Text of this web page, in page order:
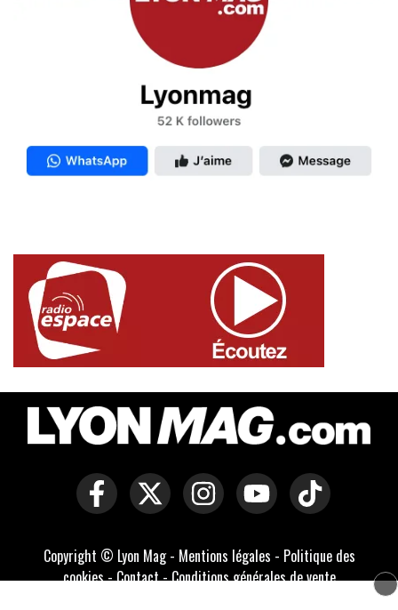
Copyright © Lyon Mag - Mentions légales - Politique des
cookies-Contact-Conditions générales de vente